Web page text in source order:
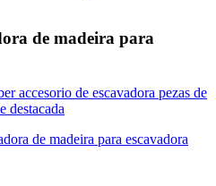
de madeira para